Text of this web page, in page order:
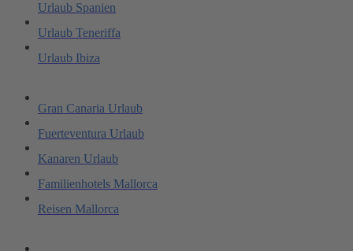
Urlaub Spanien
Urlaub Teneriffa
Urlaub Ibiza
Gran Canaria Urlaub
Fuerteventura Urlaub
Kanaren Urlaub
Familienhotels Mallorca
Reisen Mallorca